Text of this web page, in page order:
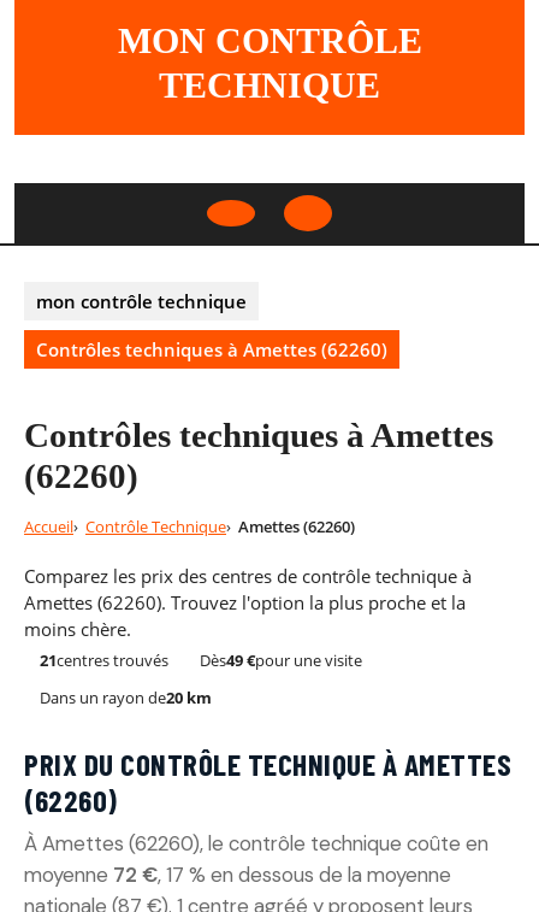
MON CONTRÔLE
TECHNIQUE
Open
mon contrôle technique
Contrôles techniques à Amettes (62260)
Contrôles techniques à Amettes
(62260)
Accueil Contrôle Technique Amettes (62260)
Comparez les prix des centres de contrôle technique à
Amettes (62260). Trouvez l'option la plus proche et la
moins chère.
21centres trouvés Dès49 €pour une visite
Dans un rayon de20 km
PRIX DU CONTRÔLE TECHNIQUE À AMETTES
(62260)
À Amettes (62260), le contrôle technique coûte en
moyenne 72 €, 17 % en dessous de la moyenne
nationale (87 €). 1 centre agréé y proposent leurs